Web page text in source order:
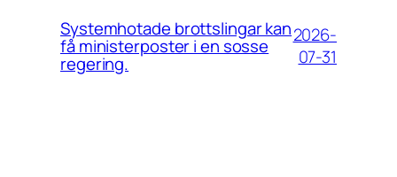
Systemhotade brottslingar kan
få ministerposter i en sosse
regering.
2026-
07-31